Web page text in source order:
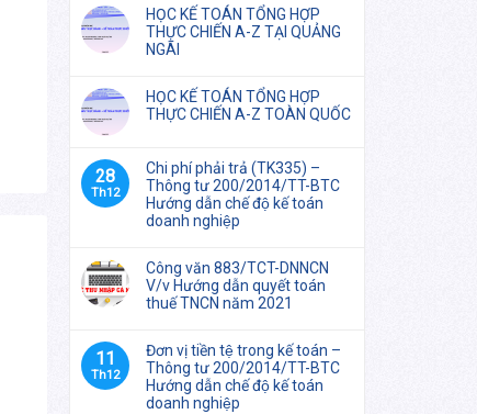
HỌC KẾ TOÁN TỔNG HỢP
THỰC CHIẾN A-Z TẠI QUẢNG
NGÃI
HỌC KẾ TOÁN TỔNG HỢP
THỰC CHIẾN A-Z TOÀN QUỐC
28
Th12
Chi phí phải trả (TK335) –
Thông tư 200/2014/TT-BTC
Hướng dẫn chế độ kế toán
doanh nghiệp
Công văn 883/TCT-DNNCN
V/v Hướng dẫn quyết toán
thuế TNCN năm 2021
11
Th12
Đơn vị tiền tệ trong kế toán –
Thông tư 200/2014/TT-BTC
Hướng dẫn chế độ kế toán
doanh nghiệp